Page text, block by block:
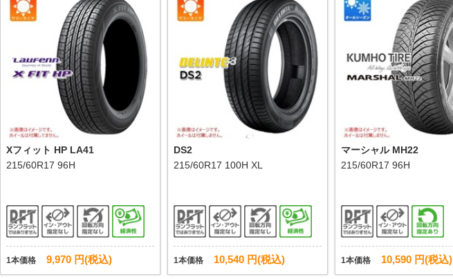
Xフィット HP LA41
215/60R17 96H
1本価格 9,970 円(税込)
DS2
215/60R17 100H XL
1本価格 10,540 円(税込)
マーシャル MH22
215/60R17 96H
1本価格 10,590 円(税込)